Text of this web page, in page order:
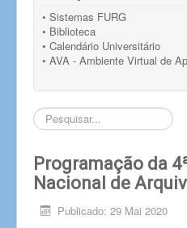
• Sistemas FURG
• Biblioteca
• Calendário Universitário
• AVA - Ambiente Virtual de
Pesquisar...
Programação da
Nacional de
Publicado: 29 Mai 2020